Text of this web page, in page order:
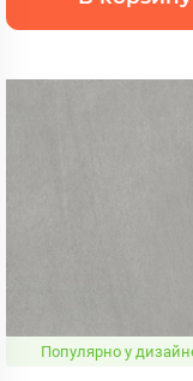
Популярно у